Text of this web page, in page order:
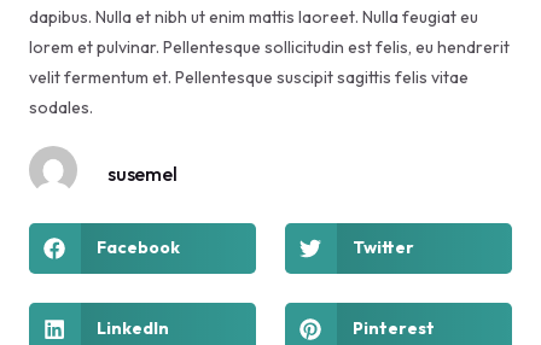
dapibus. Nulla et nibh ut enim mattis laoreet. Nulla feugiat eu
lorem et pulvinar. Pellentesque sollicitudin est felis, eu hendrerit
velit fermentum et. Pellentesque suscipit sagittis felis vitae
sodales.
susemel
Facebook Twitter
LinkedIn Pinterest